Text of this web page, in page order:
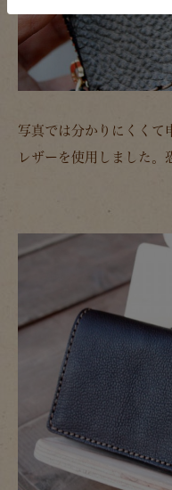
写真では分かりにくくて
レザーを使用しました。